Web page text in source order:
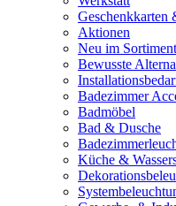
Geschenkkarten
Aktionen
Neu im Sortiment
Bewusste
Badezimmer
Badmöbel
Bad & Dusche
Küche &